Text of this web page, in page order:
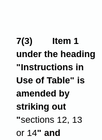
7(3)
Item 1
under the heading
"Instructions in
Use of Table" is
amended by
striking out
"sections 12, 13
or 14" and